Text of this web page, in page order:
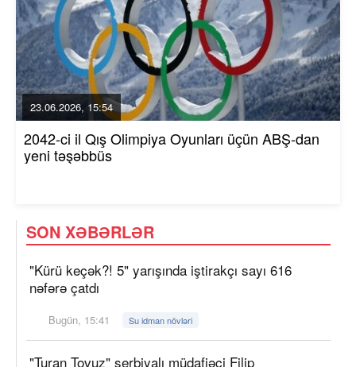
23.06.2026, 15:54
2042-ci il Qış Olimpiya Oyunları üçün ABŞ-dan
yeni təşəbbüs
SON XƏBƏRLƏR
"Kürü keçək?! 5" yarışında iştirakçı sayı 616
nəfərə çatdı
Bugün, 15:41 Su idman növləri
"Turan Tovuz" serbiyalı müdafiəçi Filip